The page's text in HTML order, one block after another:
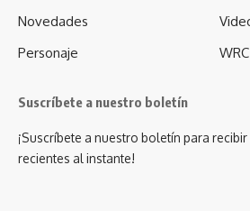
Novedades
Personaje
WRC
Suscríbete a nuestro boletín
¡Suscríbete a nuestro boletín para
recientes al instante!